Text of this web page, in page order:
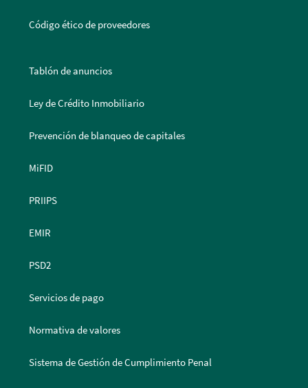
Código ético de proveedores
Tablón de anuncios
Ley de Crédito Inmobiliario
Prevención de blanqueo de capitales
MiFID
PRIIPS
EMIR
PSD2
Servicios de pago
Normativa de valores
Sistema de Gestión de Cumplimiento Penal